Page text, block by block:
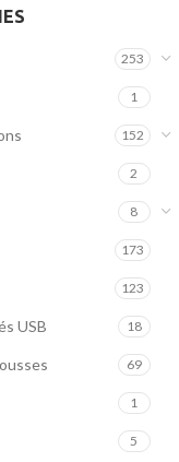
253
1
152
2
8
173
123
USB 18
69
1
5